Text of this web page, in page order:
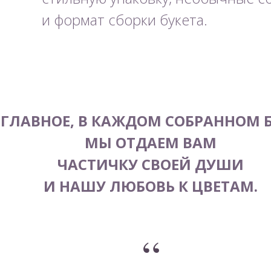
и формат сборки букета.
В КАЖДОМ СОБРАННОМ
МЫ ОТДАЕМ ВАМ
ЧАСТИЧКУ СВОЕЙ ДУШИ
И НАШУ ЛЮБОВЬ К ЦВЕТАМ.
“